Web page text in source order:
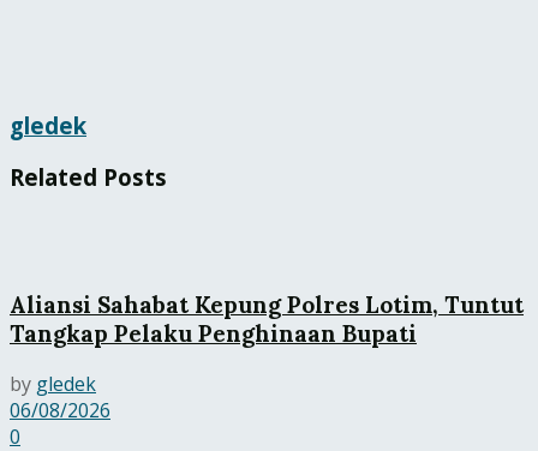
gledek
Related Posts
Aliansi Sahabat Kepung Polres Lotim, Tuntut
Tangkap Pelaku Penghinaan Bupati
by gledek
06/08/2026
0